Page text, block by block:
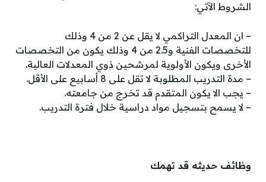
الشروط الآتي:
– ان المعدل التراكمي لا يقل عن 2 من 4 وذلك
للتخصصات الفنية و2.5 من 4 وذلك يكون من التخصصات
الأخرى ويكون الأولوية لمرشحين ذوي المعدلات العالية.
– مدة التدريب المطلوبة لا تقل على 8 أسابيع على الأقل.
– يجب الا يكون المتقدم قد تخرج من جامعته.
– لا يسمح بتسجيل مواد دراسية خلال فترة التدريب.
وظائف حديثه قد تهمك